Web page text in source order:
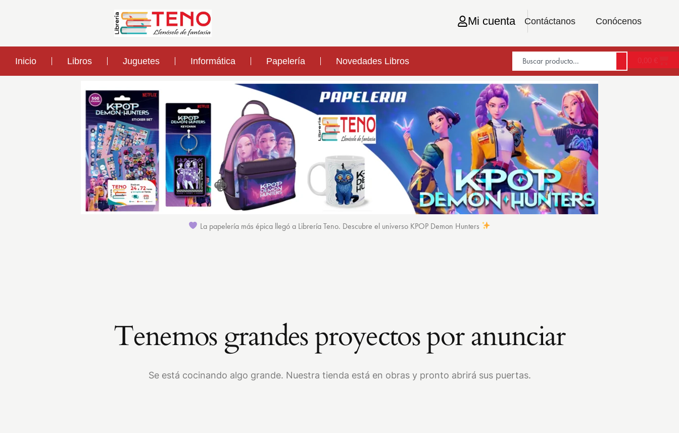
Contáctanos Conócenos
Mi cuenta
Inicio Libros Juguetes Informática Papelería Novedades Libros 0,00 €
La papelería más épica llegó a Librería Teno. Descubre el universo KPOP Demon Hunters
Tenemos grandes proyectos por anunciar
Se está cocinando algo grande. Nuestra tienda está en obras y pronto abrirá sus puertas.